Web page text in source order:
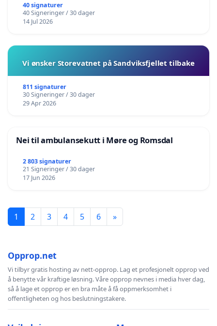
40 signaturer
40 Signeringer / 30 dager
14 Jul 2026
Vi ønsker Storevatnet på Sandviksfjellet tilbake
811 signaturer
30 Signeringer / 30 dager
29 Apr 2026
Nei til ambulansekutt i Møre og Romsdal
2 803 signaturer
21 Signeringer / 30 dager
17 Jun 2026
1 2 3 4 5 6 »
Opprop.net
Vi tilbyr gratis hosting av nett-opprop. Lag et profesjonelt opprop ved
å benytte vår kraftige løsning. Våre opprop nevnes i media hver dag,
så å lage et opprop er en bra måte å få oppmerksomhet i
offentligheten og hos beslutningstakere.